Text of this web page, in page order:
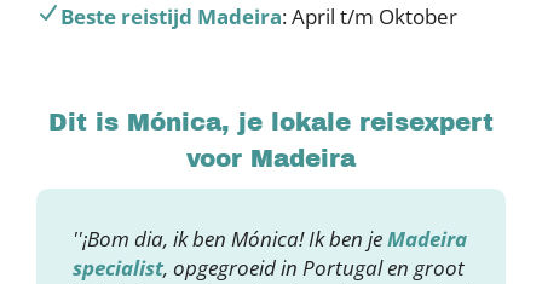
Beste reistijd Madeira: April t/m Oktober
Dit is Mónica, je lokale reisexpert
voor Madeira
''¡Bom dia, ik ben Mónica! Ik ben jeMadeira
specialist, opgegroeid in Portugal en groot